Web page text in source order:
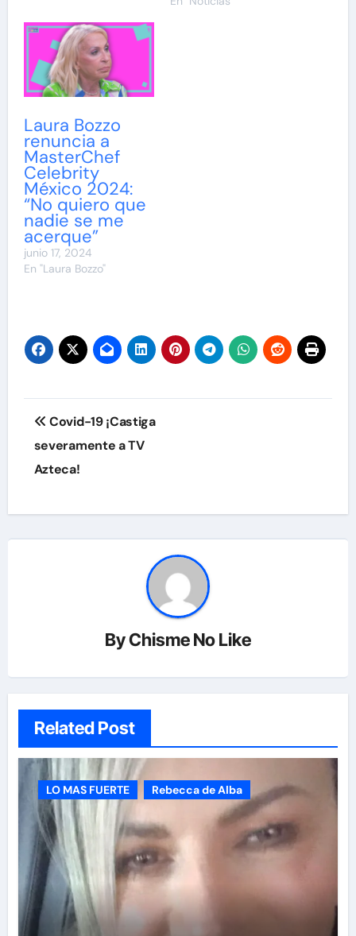
Laura Bozzo
renuncia a
MasterChef
Celebrity
México 2024:
“No quiero que
nadie se me
acerque”
junio 17, 2024
En "Laura Bozzo"
Navegación
de
entradas
Covid-19 ¡Castiga
severamente a TV
Azteca!
ByChisme No Like
Related Post
LO MAS FUERTE Rebecca de Alba